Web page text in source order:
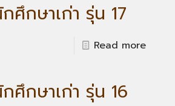
ศึกษาเก่า รุ่น 17
Read more
ศึกษาเก่า รุ่น 16